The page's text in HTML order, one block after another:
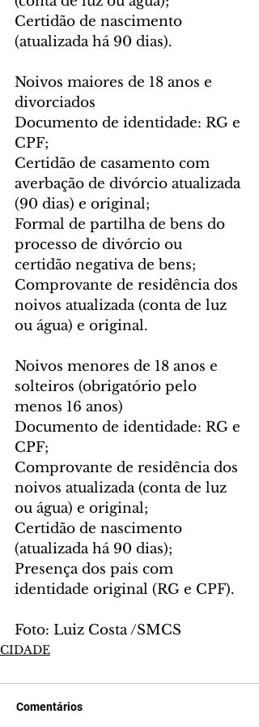
Certidão de nascimento
(atualizada há 90 dias).
Noivos maiores de 18 anos e
divorciados
Documento de identidade: RG e
CPF;
Certidão de casamento com
averbação de divórcio atualizada
(90 dias) e original;
Formal de partilha de bens do
processo de divórcio ou
certidão negativa de bens;
Comprovante de residência dos
noivos atualizada (conta de luz
ou água) e original.
Noivos menores de 18 anos e
solteiros (obrigatório pelo
menos 16 anos)
Documento de identidade: RG e
CPF;
Comprovante de residência dos
noivos atualizada (conta de luz
ou água) e original;
Certidão de nascimento
(atualizada há 90 dias);
Presença dos pais com
identidade original (RG e CPF).
Foto: Luiz Costa /SMCS
CIDADE
Comentários